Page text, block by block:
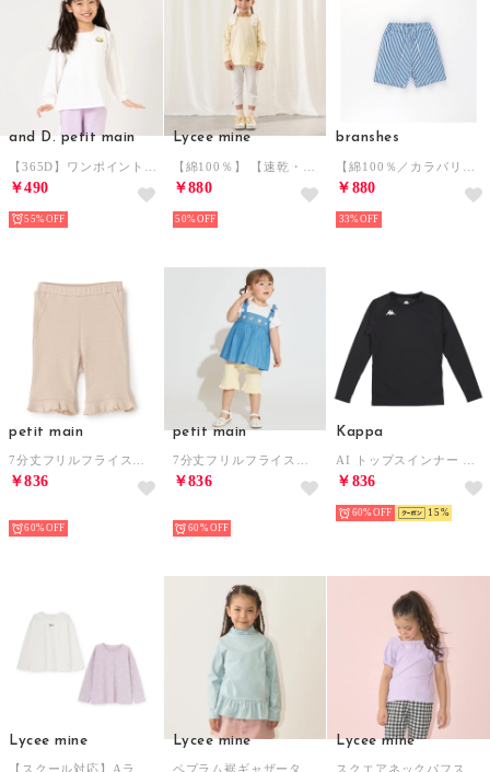
and D. petit main
￥490
55%
Lycee mine
￥880
50%
branshes
￥880
33%
petit main
￥836
60%
petit main
￥836
60%
Kappa
￥836
60% 15
Lycee mine Lycee mine Lycee mine